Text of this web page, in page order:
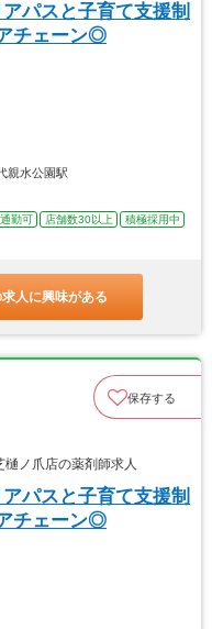
パスと子育て支援制
チェーン◎
親水公園駅
勤可 店舗数30以上
積極採用中
求人に興味がある
保存する
ノ爪店の薬剤師求人
パスと子育て支援制
チェーン◎